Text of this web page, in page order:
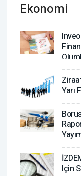
Ekonomi
Yarı
Için